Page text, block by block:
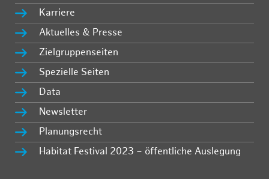
Karriere
Aktuelles & Presse
Zielgruppenseiten
Spezielle Seiten
Data
Newsletter
Planungsrecht
Habitat Festival 2023 – öffentliche Auslegung